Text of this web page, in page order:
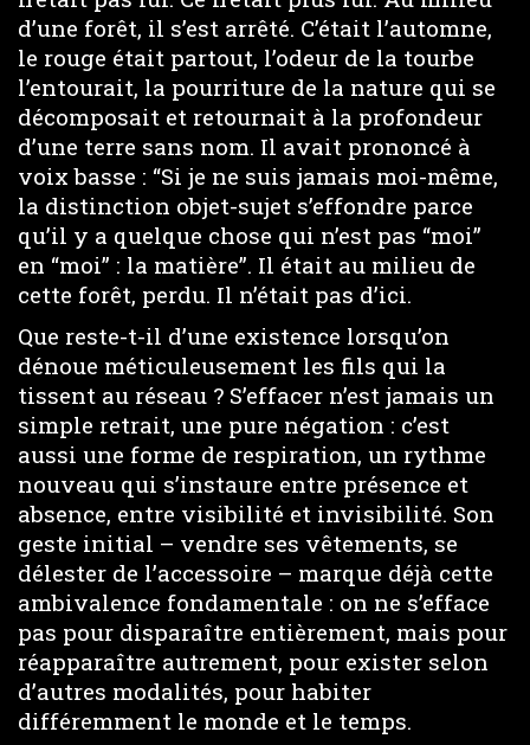
d’une forêt, il s’est arrêté. C’était l’automne,
le rouge était partout, l’odeur de la tourbe
l’entourait, la pourriture de la nature qui se
décomposait et retournait à la profondeur
d’une terre sans nom. Il avait prononcé à
voix basse : “Si je ne suis jamais moi-même,
la distinction objet-sujet s’effondre parce
qu’il y a quelque chose qui n’est pas “moi”
en “moi” : la matière”. Il était au milieu de
cette forêt, perdu. Il n’était pas d’ici.
Que reste-t-il d’une existence lorsqu’on
dénoue méticuleusement les fils qui la
tissent au réseau ? S’effacer n’est jamais un
simple retrait, une pure négation : c’est
aussi une forme de respiration, un rythme
nouveau qui s’instaure entre présence et
absence, entre visibilité et invisibilité. Son
geste initial – vendre ses vêtements, se
délester de l’accessoire – marque déjà cette
ambivalence fondamentale : on ne s’efface
pas pour disparaître entièrement, mais pour
réapparaître autrement, pour exister selon
d’autres modalités, pour habiter
différemment le monde et le temps.